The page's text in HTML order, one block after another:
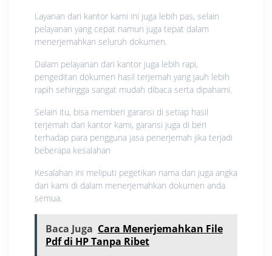
Layanan dari kantor kami ini juga lebih pas, selain
pelayanan yang cepat namun juga tepat dalam
menerjemahkan seluruh dokumen.
Dalam pelayanan dari kantor juga lebih rapi,
pengeditan dokumen hasil terjemah yang jauh lebih
rapih sehingga sangat mudah dibaca serta dipahami.
Selain itu, bisa memberi garansi di setiap hasil
terjemah dari kantor kami, garansi juga di beri
terhadap para pengguna jasa penerjemah jika terjadi
beberapa kesalahan
Kesalahan ini meliputi pegetikan nama dan juga angka
dari kami di dalam menerjemahkan dokumen anda
semua.
Baca Juga Cara Menerjemahkan File
Pdf di HP Tanpa Ribet